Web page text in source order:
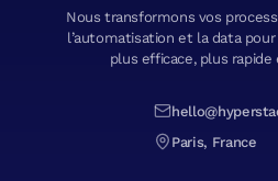
Nous transformons vos
l’automatisation et la data
plus efficace, plus rapide
Paris, France